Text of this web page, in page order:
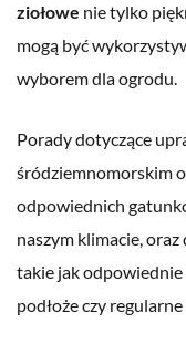
ziołowe nie tylko
mogą być
wyborem dla ogrodu.
Porady dotyczące
śródziemnomorskim
odpowiednich
naszym klimacie,
takie jak odpowiednie
podłoże czy